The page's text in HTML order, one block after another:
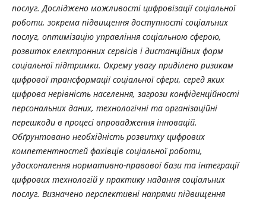
послуг. Досліджено можливості цифровізації соціальної
роботи, зокрема підвищення доступності соціальних
послуг, оптимізацію управління соціальною сферою,
розвиток електронних сервісів і дистанційних форм
соціальної підтримки. Окрему увагу приділено ризикам
цифрової трансформації соціальної сфери, серед яких
цифрова нерівність населення, загрози конфіденційності
персональних даних, технологічні та організаційні
перешкоди в процесі впровадження інновацій.
Обґрунтовано необхідність розвитку цифрових
компетентностей фахівців соціальної роботи,
удосконалення нормативно-правової бази та інтеграції
цифрових технологій у практику надання соціальних
послуг. Визначено перспективні напрями підвищення